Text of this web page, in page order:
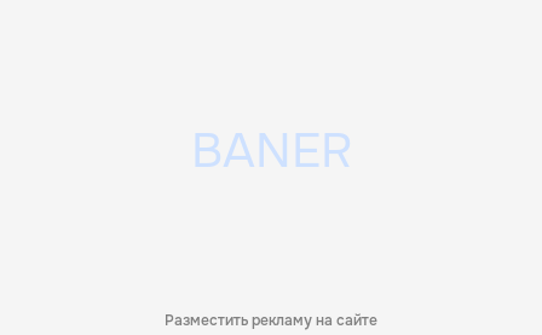
Разместить рекламу на сайте